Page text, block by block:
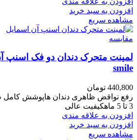
افزودن به سبد خرید
مشاهده سریع
مقایسه
smile
440,800 تومان
رفع نواقض ظاهری دندان هاپوشش کامل
3 تا 5 ماهکیفیت عالی
افزودن به علاقه مندی
افزودن به سبد خرید
مشاهده سریع